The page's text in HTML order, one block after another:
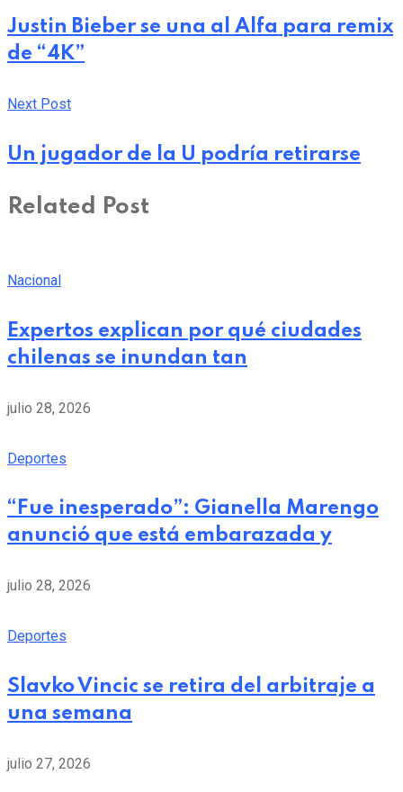
Justin Bieber se una al Alfa para remix
de “4K”
Next Post
Un jugador de la U podría retirarse
Related Post
Nacional
Expertos explican por qué ciudades
chilenas se inundan tan
julio 28, 2026
Deportes
“Fue inesperado”: Gianella Marengo
anunció que está embarazada y
julio 28, 2026
Deportes
Slavko Vincic se retira del arbitraje a
una semana
julio 27, 2026